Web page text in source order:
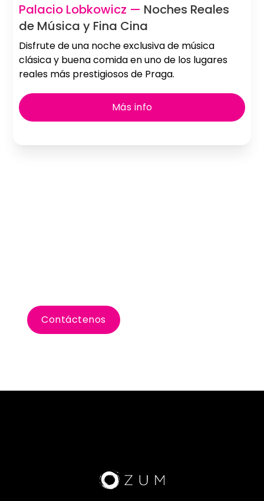
Palacio Lobkowicz — Noches Reales
de Música y Fina Cina
Disfrute de una noche exclusiva de música
clásica y buena comida en uno de los lugares
reales más prestigiosos de Praga.
Más info
Contáctenos